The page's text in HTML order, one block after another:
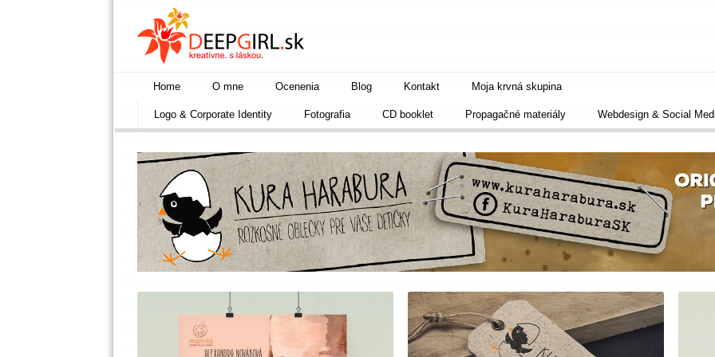
Home O mne Ocenenia Blog Kontakt Moja krvná skupina
Logo & Corporate Identity Fotografia CD booklet Propagačné materiály Webdesign & Social